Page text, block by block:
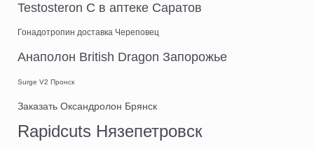
Testosteron C в аптеке Саратов
Гонадотропин доставка Череповец
Анаполон British Dragon Запорожье
Surge V2 Пронск
Заказать Оксандролон Брянск
Rapidcuts Нязепетровск